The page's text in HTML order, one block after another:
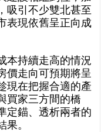
吸引不少雙北甚至
表現依舊呈正向成
本持續⾛⾼的情況
價⾛向可預期將呈
現在把握合適的產
買家三⽅間的橋
定錨、透析兩者的
。